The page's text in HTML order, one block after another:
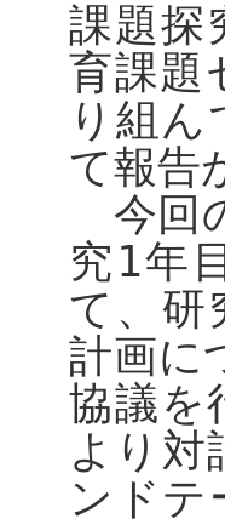
課題探
育課題
り組
て報告
今回
究1年
て、研
計画に
協議を
より対
ンドテ